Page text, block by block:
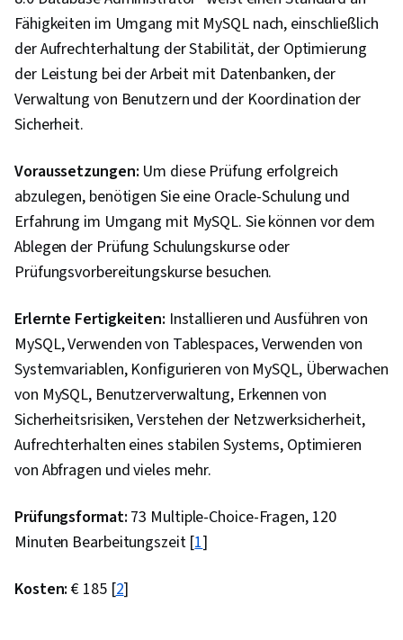
Lebenszyklus von Anwendungen, Software-
Prüfung, Befehlszeilenschnittstelle,
Containerisierung, Docker (Software),
Konfigurationsmanagement, Skalierbarkeit,
Öffentliche Wolke, Datenspeicherung, Cloud-
Dienste, Cloud-Technologien, Cloud-
Entwicklung, Cloud-Standards, Cloud-Technik,
Technologien zur Datenspeicherung,
Architektur des Cloud Computing, Cloud-
Webentwicklung, Unified Modeling Language,
Software-Entwicklungstools, Methoden der
Softwareentwicklung, Software-Architektur, Full-
Stack Web-Entwicklung, Web-Sprache,
Entwicklungsumgebung, Software-Entwicklung,
Software-Entwurfsmuster, NumPy,
Datenerhebung, Datenanalyse, Skripting,
Versionierung, Versionskontrolle, Kollaborative
Software, Django (Web-Framework), Relationale
Framework), Datenbanken, Beglaubigungen,
Fähigkeiten im Umgang mit MySQL nach, einschließlich
der Aufrechterhaltung der Stabilität, der Optimierung
der Leistung bei der Arbeit mit Datenbanken, der
Verwaltung von Benutzern und der Koordination der
Sicherheit.
Voraussetzungen: Um diese Prüfung erfolgreich
abzulegen, benötigen Sie eine Oracle-Schulung und
Erfahrung im Umgang mit MySQL. Sie können vor dem
Ablegen der Prüfung Schulungskurse oder
Prüfungsvorbereitungskurse besuchen.
Erlernte Fertigkeiten: Installieren und Ausführen von
MySQL, Verwenden von Tablespaces, Verwenden von
Systemvariablen, Konfigurieren von MySQL, Überwachen
von MySQL, Benutzerverwaltung, Erkennen von
Sicherheitsrisiken, Verstehen der Netzwerksicherheit,
Aufrechterhalten eines stabilen Systems, Optimieren
von Abfragen und vieles mehr.
Prüfungsformat: 73 Multiple-Choice-Fragen, 120
Minuten Bearbeitungszeit [1]
Kosten: € 185 [2]